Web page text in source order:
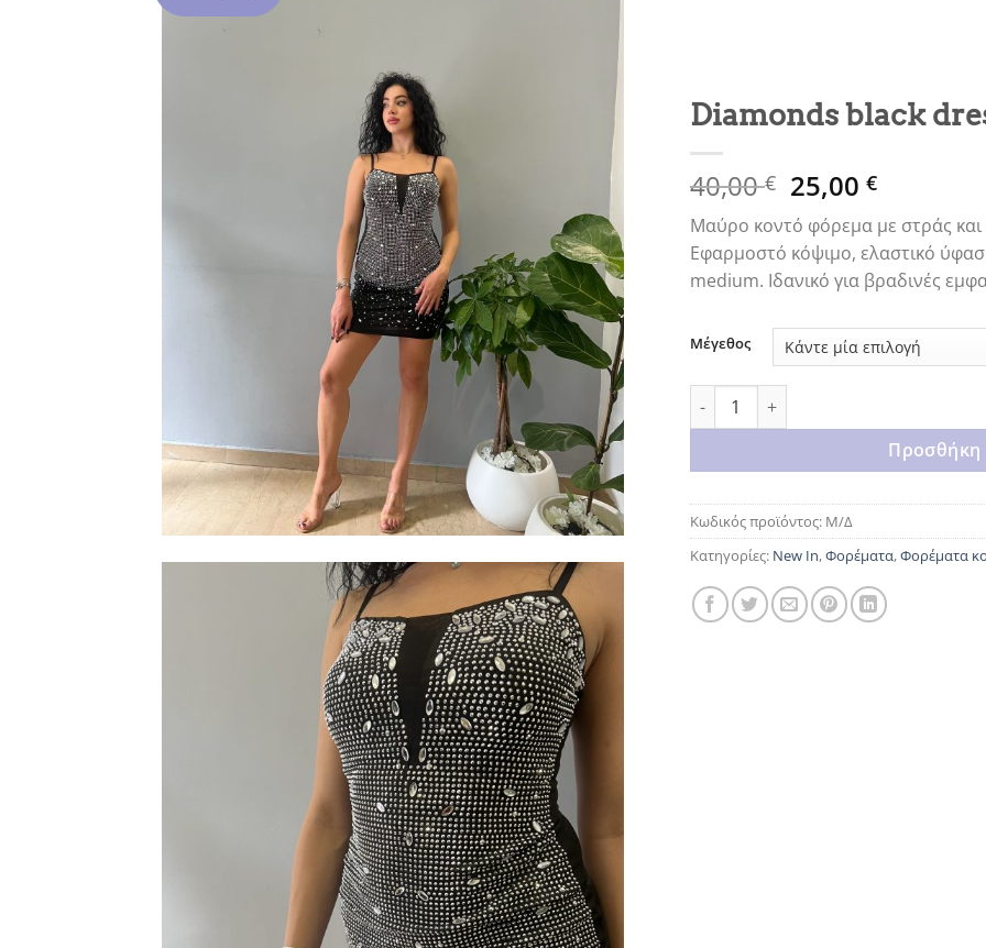
Diamonds black
40,00€ Original
price
was:
40,00 €.
25,00€Η
τιμή
είναι:
25,00 €.
Μαύρο κοντό φόρεμα με στράς
Εφαρμοστό κόψιμο, ελαστικό
medium. Ιδανικό για βραδινές
Μέγεθος
Diamonds black dress ποσότητα
Προσθήκη
Κωδικός προϊόντος: Μ/Δ
Κατηγορίες: New In,Φορέματα,Φορέματα